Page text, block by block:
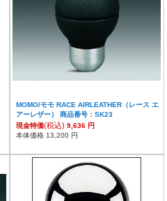
MOMO/モモ RACE AIRLEATHER（レース エ
アーレザー） 商品番号：SK23
現金特価(税込) 9,636 円
本体価格 13,200 円